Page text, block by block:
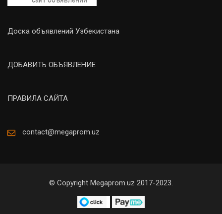
Доска объявлений Узбекистана
ДОБАВИТЬ ОБЪЯВЛЕНИЕ
ПРАВИЛА САЙТА
contact@megaprom.uz
© Copyright Megaprom.uz 2017-2023.